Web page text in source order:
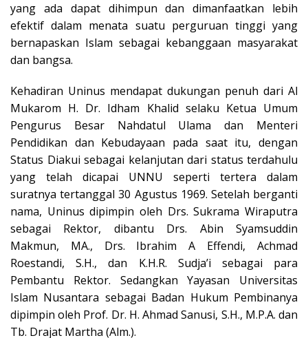
yang ada dapat dihimpun dan dimanfaatkan lebih
efektif dalam menata suatu perguruan tinggi yang
bernapaskan Islam sebagai kebanggaan masyarakat
dan bangsa.
Kehadiran Uninus mendapat dukungan penuh dari Al
Mukarom H. Dr. Idham Khalid selaku Ketua Umum
Pengurus Besar Nahdatul Ulama dan Menteri
Pendidikan dan Kebudayaan pada saat itu, dengan
Status Diakui sebagai kelanjutan dari status terdahulu
yang telah dicapai UNNU seperti tertera dalam
suratnya tertanggal 30 Agustus 1969. Setelah berganti
nama, Uninus dipimpin oleh Drs. Sukrama Wiraputra
sebagai Rektor, dibantu Drs. Abin Syamsuddin
Makmun, MA., Drs. Ibrahim A Effendi, Achmad
Roestandi, S.H., dan K.H.R. Sudja’i sebagai para
Pembantu Rektor. Sedangkan Yayasan Universitas
Islam Nusantara sebagai Badan Hukum Pembinanya
dipimpin oleh Prof. Dr. H. Ahmad Sanusi, S.H., M.P.A. dan
Tb. Drajat Martha (Alm.).